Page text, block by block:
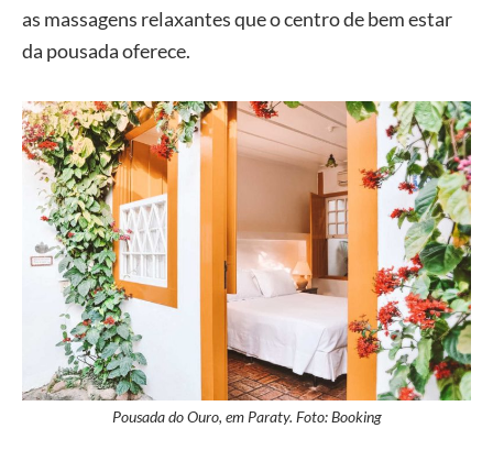
as massagens relaxantes que o centro de bem estar
da pousada oferece.
Pousada do Ouro, em Paraty. Foto: Booking